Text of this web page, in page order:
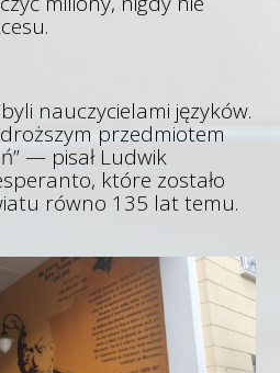
nauczycielami języków.
przedmiotem
— pisał Ludwik
które zostało
równo 135 lat temu.